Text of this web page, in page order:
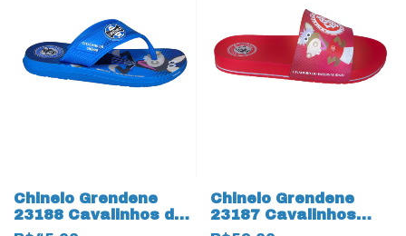
Chinelo Grendene
23188 Cavalinhos do
Fantástico 17513
Chinelo Grendene
23187 Cavalinhos
Fantástico 17516